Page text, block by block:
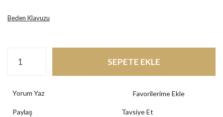
Beden Klavuzu
SEPETE EKLE
Yorum Yaz
Paylaş Tavsiye Et